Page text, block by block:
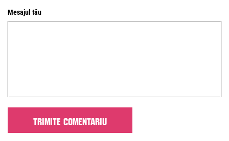
Mesajul tău